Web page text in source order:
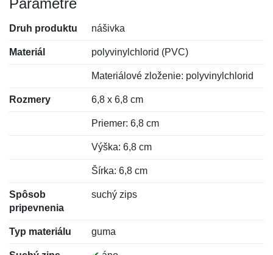
Parametre
Druh produktu nášivka
Materiál polyvinylchlorid (PVC)
Materiálové zloženie: polyvinylchlorid
Rozmery 6,8 x 6,8 cm
Priemer: 6,8 cm
Výška: 6,8 cm
Šírka: 6,8 cm
Spôsob
pripevnenia
suchý zips
Typ materiálu guma